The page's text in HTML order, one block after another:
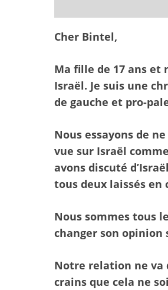
Cher Bintel,
Ma fille de 17 ans et
Israël. Je suis une
de gauche et pro-
Nous essayons de
vue sur Israël
avons discuté
tous deux laissés
Nous sommes tous
changer son opinion
Notre relation ne va
crains que cela ne